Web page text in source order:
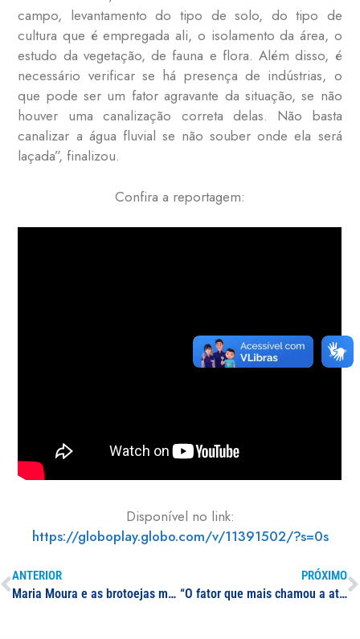
campo, levantamento do tipo de solo, do tipo de
cultura que é empregada ali, o isolamento da área, o
estudo da vegetação, de fauna e flora. Além disso, é
necessário verificar se há presença de indústrias, o
que pode ser um fator agravante da situação, se não
houver uma canalização correta delas. Não basta
canalizar a água fluvial se não souber onde ela será
laçada”, finalizou.
Confira a reportagem:
Disponível no link:
https://globoplay.globo.com/v/11391502/?s=0s
ANTERIOR
Maria Moura e as brotoejas morais
PRÓXIMO
“O fator que mais chamou a atenção é que, para quase 84% dos entrevistados, o sul de Minas é a melhor região para se viver com qualidade”, menciona professor da UNIFAL-MG em entrevista